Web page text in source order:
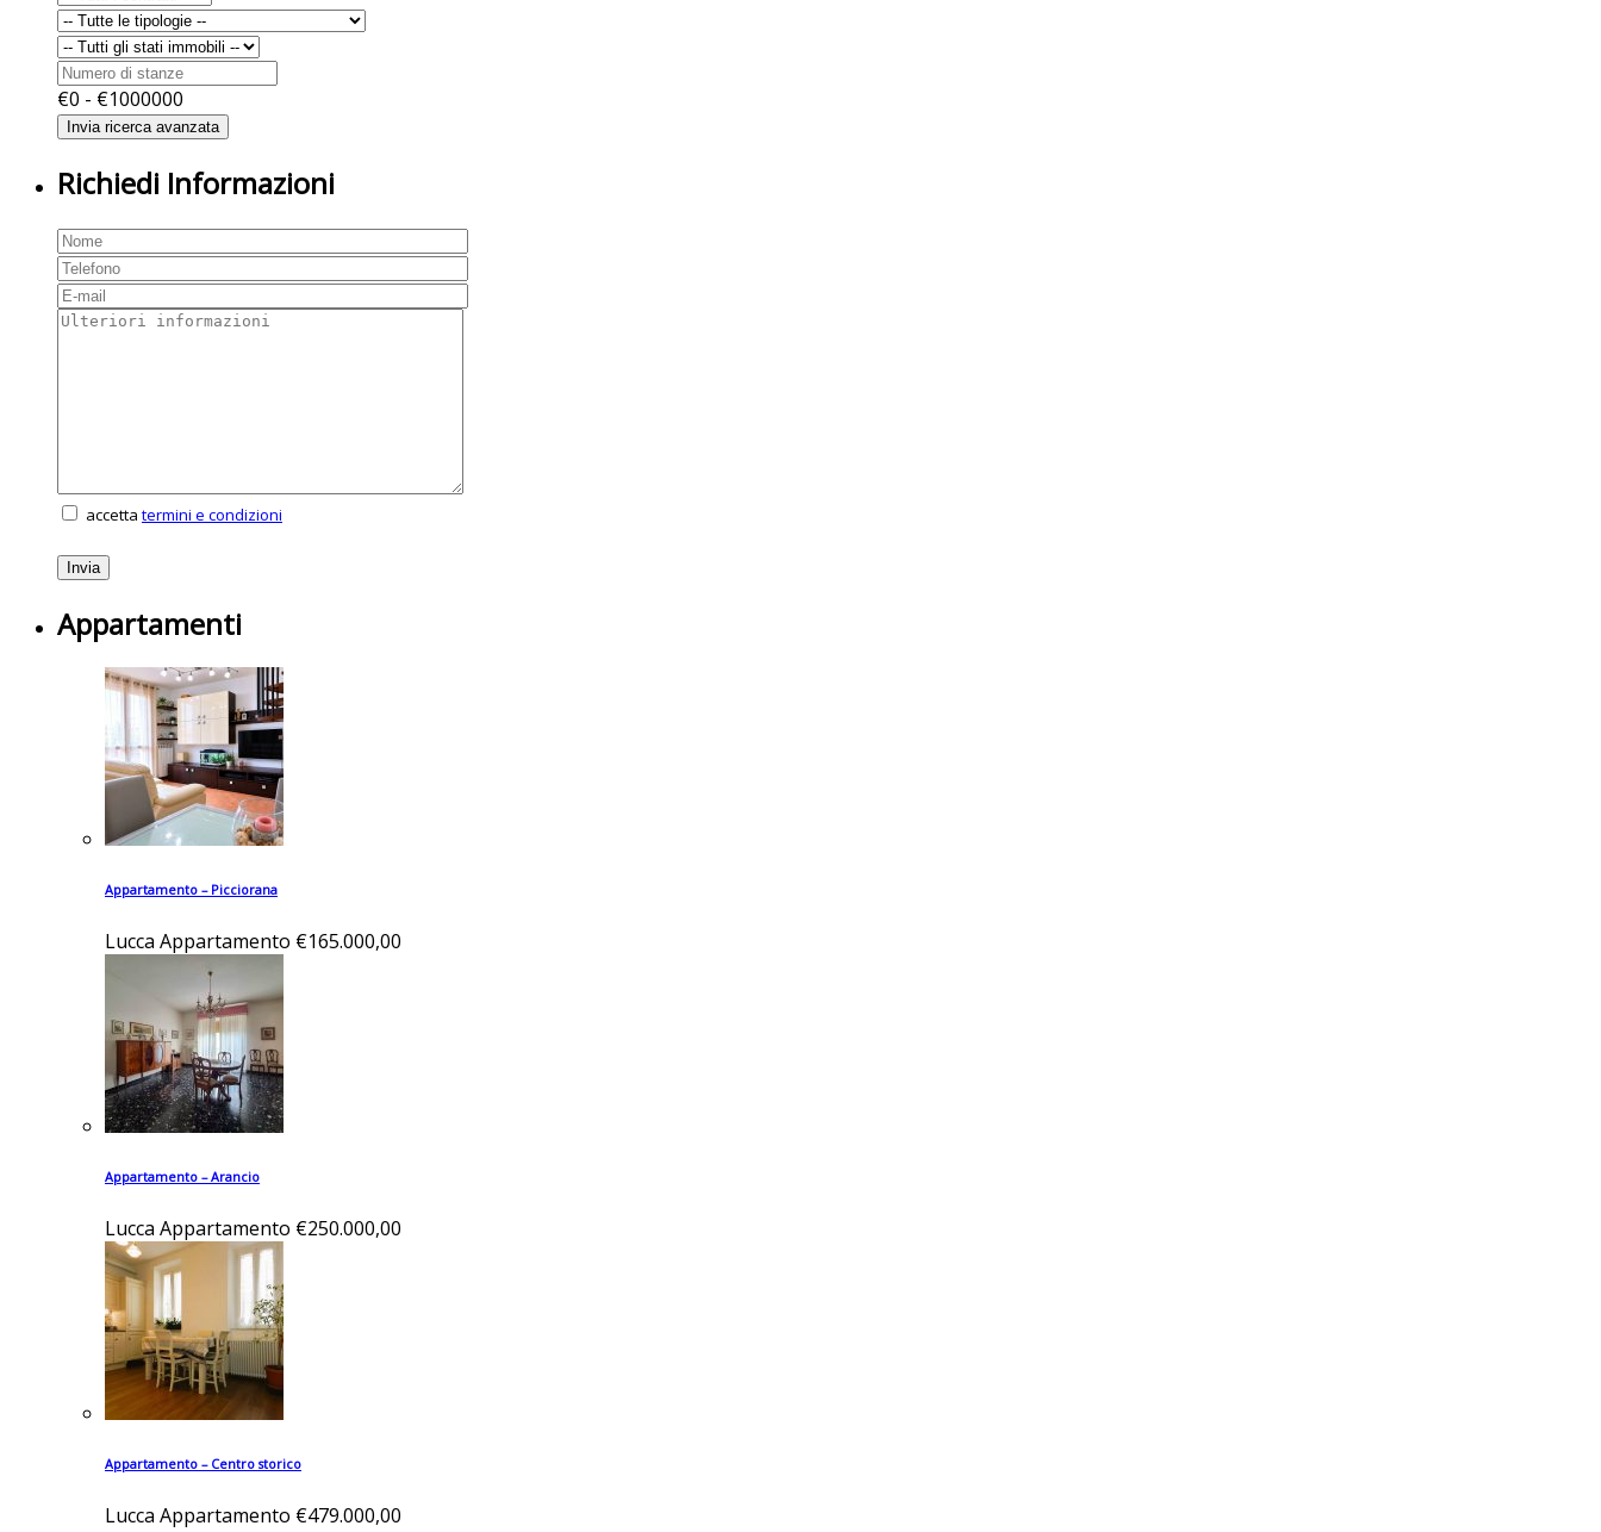
€0 - €1000000
Richiedi Informazioni
accetta termini e condizioni
Appartamenti
Appartamento – Picciorana
Lucca Appartamento €165.000,00
Appartamento – Arancio
Lucca Appartamento €250.000,00
Appartamento – Centro storico
Lucca Appartamento €479.000,00